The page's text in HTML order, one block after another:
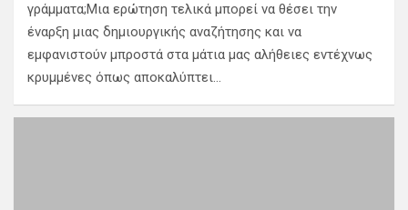
γράμματα;Μια ερώτηση τελικά μπορεί να θέσει την
έναρξη μιας δημιουργικής αναζήτησης και να
εμφανιστούν μπροστά στα μάτια μας αλήθειες εντέχνως
κρυμμένες όπως αποκαλύπτει…